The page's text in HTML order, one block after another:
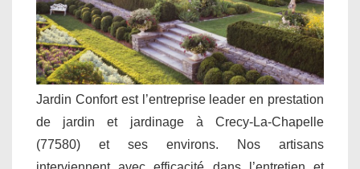
Jardin Confort est l’entreprise leader en prestation
de jardin et jardinage à Crecy-La-Chapelle
(77580) et ses environs. Nos artisans